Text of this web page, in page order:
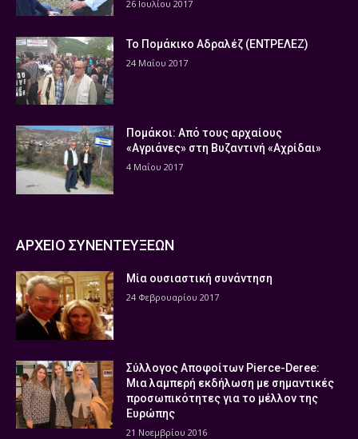
26 Ιουλίου 2017
Το Πομάκικο Αδραλέζ (ΕΝΤΡΕΛΕΖ)
24 Μαΐου 2017
Πομάκοι: Από τους αρχαίους
«Αγριάνες» στη Βυζαντινή «Αχρίδαι»
4 Μαΐου 2017
ΑΡΧΕΙΟ ΣΥΝΕΝΤΕΥΞΕΩΝ
Μία ουσιαστική συνάντηση
24 Φεβρουαρίου 2017
Σύλλογος Αποφοίτων Pierce-Deree:
Μια λαμπερή εκδήλωση με σημαντικές
προσωπικότητες για το μέλλον της
Ευρώπης
21 Νοεμβρίου 2016